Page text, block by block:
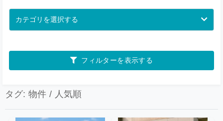
カテゴリを選択する
フィルターを表示する
タグ: 物件 / 人気順